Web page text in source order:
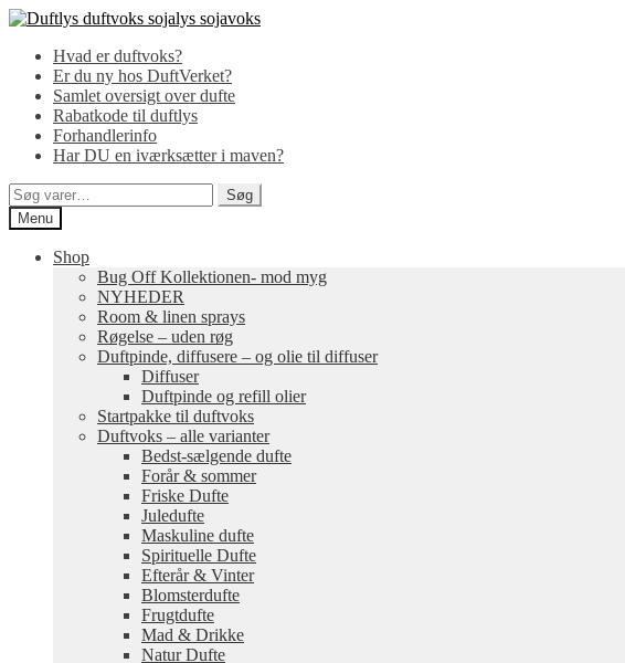
Spring
navigation
Spring
indholdHvad er duftvoks?
Er du ny hos DuftVerket?
Samlet oversigt over dufte
Rabatkode til duftlys
Forhandlerinfo
Har DU en iværksætter i maven?
Søg
efter:
Søg
Menu
Shop
Bug Off Kollektionen- mod myg
NYHEDER
Room & linen sprays
Røgelse – uden røg
Duftpinde, diffusere – og olie til diffuser
Diffuser
Duftpinde og refill olier
Startpakke til duftvoks
Duftvoks – alle varianter
Bedst-sælgende dufte
Forår & sommer
Friske Dufte
Juledufte
Maskuline dufte
Spirituelle Dufte
Efterår & Vinter
Blomsterdufte
Frugtdufte
Mad & Drikke
Natur Dufte